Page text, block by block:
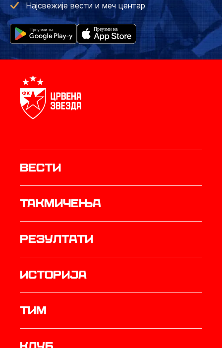
Најсвежије вести и меч центар
Вести
Такмичења
резултати
историја
ТИМ